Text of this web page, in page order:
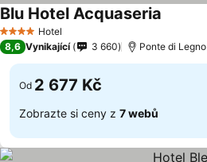
4 Počet hvězdiček
Hotel
Blu Hotel Acquaseria
8,6 Vynikající 3 660 Ponte di Legno
Od 2 677 Kč
Zobrazte si ceny z 7 webů